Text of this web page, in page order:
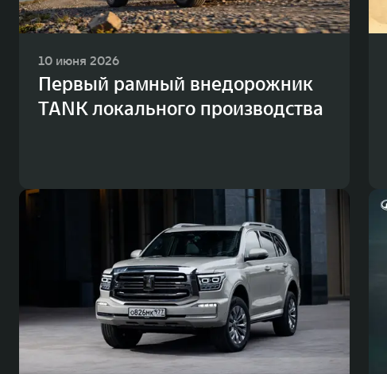
10 июня 2026
Первый рамный внедорожник
TANK локального производства